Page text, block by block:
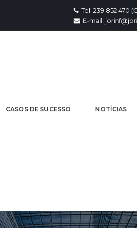
Tel: 239 852 470
E-mail:
CASOS DE SUCESSO NOTÍCIAS